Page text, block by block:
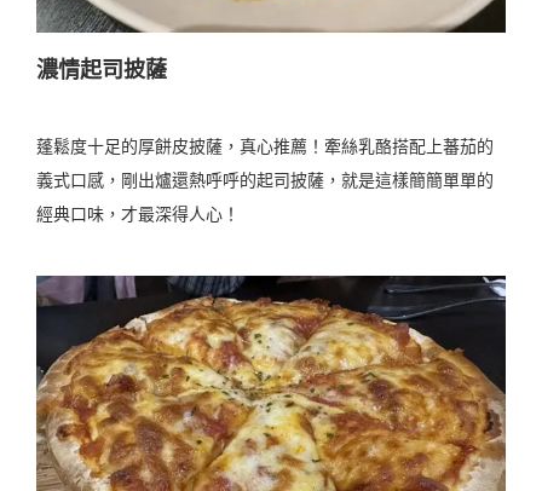
濃情起司披薩
蓬鬆度十足的厚餅皮披薩，真心推薦！牽絲乳酪搭配上蕃茄的
義式口感，剛出爐還熱呼呼的起司披薩，就是這樣簡簡單單的
經典口味，才最深得人心！